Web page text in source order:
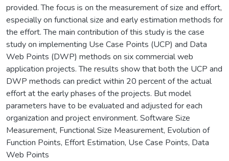
provided. The focus is on the measurement of size and effort,
especially on functional size and early estimation methods for
the effort. The main contribution of this study is the case
study on implementing Use Case Points (UCP) and Data
Web Points (DWP) methods on six commercial web
application projects. The results show that both the UCP and
DWP methods can predict within 20 percent of the actual
effort at the early phases of the projects. But model
parameters have to be evaluated and adjusted for each
organization and project environment. Software Size
Measurement, Functional Size Measurement, Evolution of
Function Points, Effort Estimation, Use Case Points, Data
Web Points